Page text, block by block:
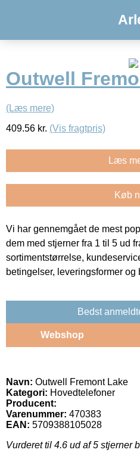
Outwell
(Læs mere)
409.56 kr. (Vis fragtpris)
Læs
Køb
Vi har gennemgået de mest
dem med stjerner fra 1 til 5 ud
sortimentstørrelse,
betingelser, leveringsformer
Bedst
Webshop
Navn: Outwell Fremont Lake
Kategori: Hovedtelefoner
Producent:
Varenummer: 470383
EAN: 5709388105028
Vurderet til 4.6 ud af 5 stjerner